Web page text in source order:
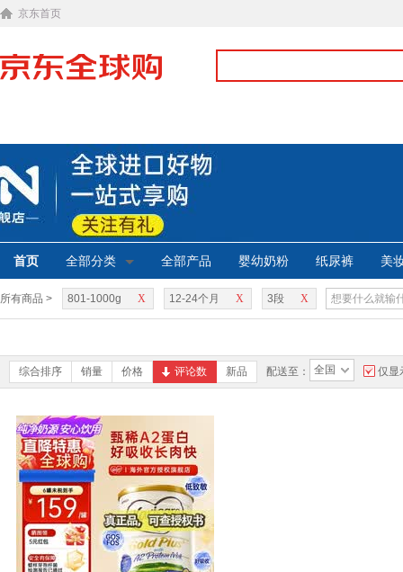
京东首页
首页 全部分类 全部产品 婴幼奶粉 纸尿裤 美
所有商品 > X
801-1000g X
12-24个月 X
3段
综合排序 销量 价格 评论数 新品 配送至： 全国 仅显